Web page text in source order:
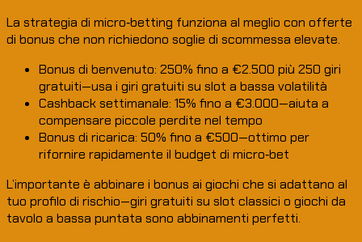
La strategia di micro‑betting funziona al meglio con offerte
di bonus che non richiedono soglie di scommessa elevate.
Bonus di benvenuto: 250% fino a €2.500 più 250 giri
gratuiti—usa i giri gratuiti su slot a bassa volatilità
Cashback settimanale: 15% fino a €3.000—aiuta a
compensare piccole perdite nel tempo
Bonus di ricarica: 50% fino a €500—ottimo per
rifornire rapidamente il budget di micro‑bet
L’importante è abbinare i bonus ai giochi che si adattano al
tuo profilo di rischio—giri gratuiti su slot classici o giochi da
tavolo a bassa puntata sono abbinamenti perfetti.